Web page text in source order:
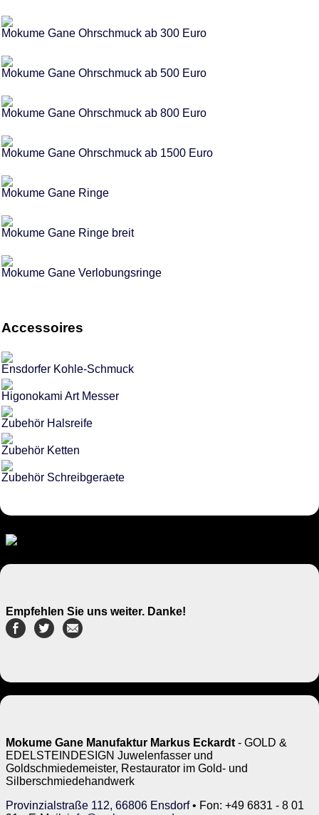
Mokume Gane Ohrschmuck ab 300 Euro
Mokume Gane Ohrschmuck ab 500 Euro
Mokume Gane Ohrschmuck ab 800 Euro
Mokume Gane Ohrschmuck ab 1500 Euro
Mokume Gane Ringe
Mokume Gane Ringe breit
Mokume Gane Verlobungsringe
Accessoires
Ensdorfer Kohle-Schmuck
Higonokami Art Messer
Zubehör Halsreife
Zubehör Ketten
Zubehör Schreibgeraete
Empfehlen Sie uns weiter. Danke!
Mokume Gane Manufaktur Markus Eckardt - GOLD &
EDELSTEINDESIGN Juwelenfasser und
Goldschmiedemeister, Restaurator im Gold- und
Silberschmiedehandwerk
Provinzialstraße 112, 66806 Ensdorf• Fon: +49 6831 - 8 01